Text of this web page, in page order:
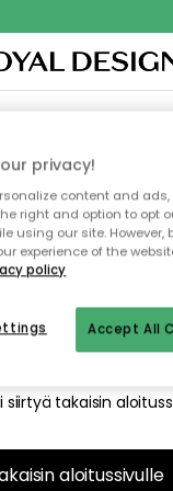
että sivua ei enää
Pahoittelemme
siirtyä takaisin
aloitussivulle
privacy!
content and
right and option to opt
using our site. However,
experience of the
policy
Accept All